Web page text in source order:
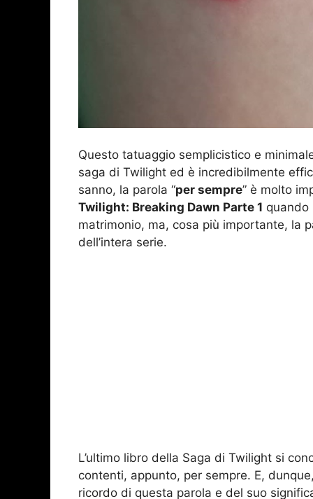
Questo tatuaggio semplicistico e
saga di Twilight ed è incredibilmente
sanno, la parola “per sempre” è molto
Twilight: Breaking Dawn Parte 1 quando
matrimonio, ma, cosa più importante, la
dell’intera serie.
L’ultimo libro della Saga di Twilight si
contenti, appunto, per sempre. E,
ricordo di questa parola e del suo